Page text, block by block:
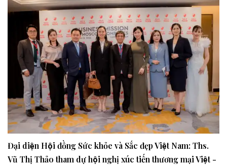
Đại diện Hội đồng Sức khỏe và Sắc đẹp Việt Nam: Ths.
Vũ Thị Thảo tham dự hội nghị xúc tiến thương mại Việt -